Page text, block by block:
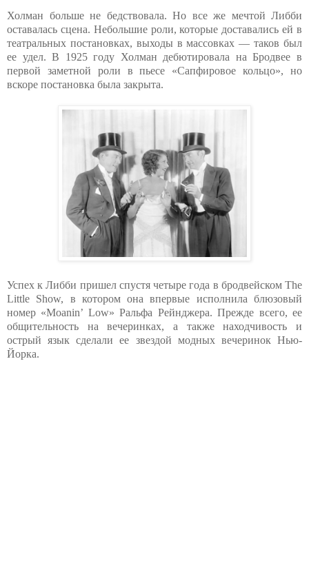
Холман больше не бедствовала. Но все же мечтой Либби
оставалась сцена. Небольшие роли, которые доставались ей в
театральных постановках, выходы в массовках — таков был
ее удел. В 1925 году Холман дебютировала на Бродвее в
первой заметной роли в пьесе «Сапфировое кольцо», но
вскоре постановка была закрыта.
Успех к Либби пришел спустя четыре года в бродвейском The
Little Show, в котором она впервые исполнила блюзовый
номер «Moanin’ Low» Ральфа Рейнджера. Прежде всего, ее
общительность на вечеринках, а также находчивость и
острый язык сделали ее звездой модных вечеринок Нью-
Йорка.